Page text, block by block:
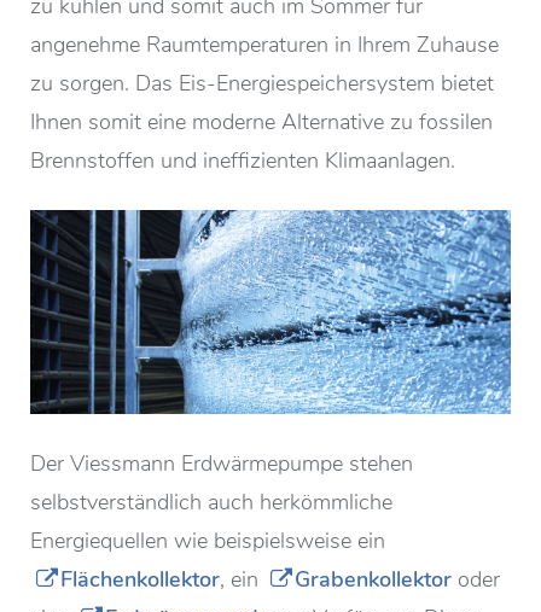
zu kühlen und somit auch im Sommer für
angenehme Raumtemperaturen in Ihrem Zuhause
zu sorgen. Das Eis-Energiespeichersystem bietet
Ihnen somit eine moderne Alternative zu fossilen
Brennstoffen und ineffizienten Klimaanlagen.
Der Viessmann Erdwärmepumpe stehen
selbstverständlich auch herkömmliche
Energiequellen wie beispielsweise ein
Flächenkollektor, ein Grabenkollektoroder